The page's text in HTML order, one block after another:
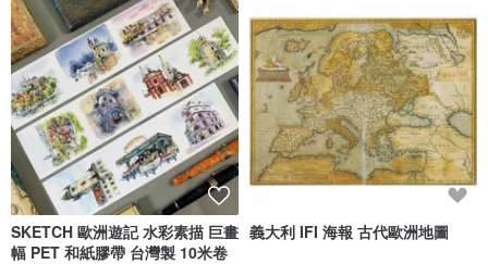
SKETCH 歐洲遊記 水彩素描 巨畫
幅 PET 和紙膠帶 台灣製 10米卷
義大利 IFI 海報 古代歐洲地圖